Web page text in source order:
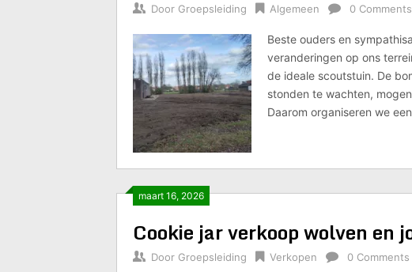
Door Groepsleiding Algemeen 0 Comments
Beste ouders en
veranderingen op ons
de ideale scoutstuin. De
stonden te wachten,
Daarom organiseren we
maart 16, 2026
Cookie jar verkoop wolven en
Door Groepsleiding Verkopen 0 Comments